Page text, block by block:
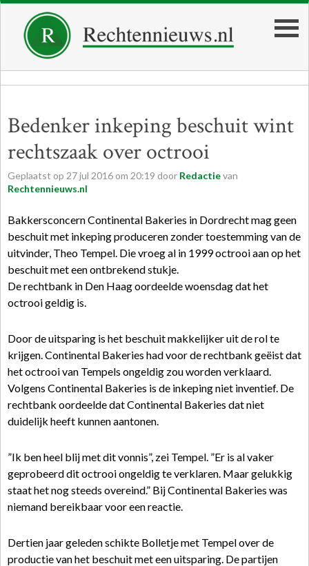
Bedenker inkeping beschuit wint
rechtszaak over octrooi
Geplaatst op 27jul 2016 om 20:19 door Redactievan
Rechtennieuws.nl
Bakkersconcern Continental Bakeries in Dordrecht mag geen
beschuit met inkeping produceren zonder toestemming van de
uitvinder, Theo Tempel. Die vroeg al in 1999 octrooi aan op het
beschuit met een ontbrekend stukje.
De rechtbank in Den Haag oordeelde woensdag dat het
octrooi geldig is.
Door de uitsparing is het beschuit makkelijker uit de rol te
krijgen. Continental Bakeries had voor de rechtbank geëist dat
het octrooi van Tempels ongeldig zou worden verklaard.
Volgens Continental Bakeries is de inkeping niet inventief. De
rechtbank oordeelde dat Continental Bakeries dat niet
duidelijk heeft kunnen aantonen.
”Ik ben heel blij met dit vonnis”, zei Tempel. ”Er is al vaker
geprobeerd dit octrooi ongeldig te verklaren. Maar gelukkig
staat het nog steeds overeind.” Bij Continental Bakeries was
niemand bereikbaar voor een reactie.
Dertien jaar geleden schikte Bolletje met Tempel over de
productie van het beschuit met een uitsparing. De partijen